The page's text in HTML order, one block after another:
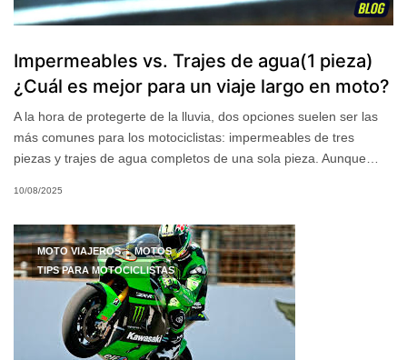
Impermeables vs. Trajes de agua(1 pieza)
¿Cuál es mejor para un viaje largo en moto?
A la hora de protegerte de la lluvia, dos opciones suelen ser las
más comunes para los motociclistas: impermeables de tres
piezas y trajes de agua completos de una sola pieza. Aunque…
10/08/2025
MOTO VIAJEROS
MOTOS
TIPS PARA MOTOCICLISTAS